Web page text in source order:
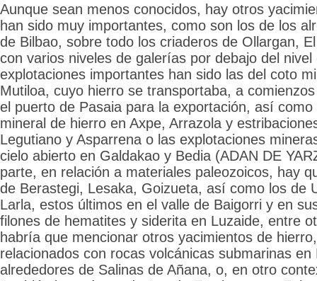
Aunque sean menos conocidos, hay otros
han sido muy importantes, como son los de los
de Bilbao, sobre todo los criaderos de Ollargan,
con varios niveles de galerías por debajo del
explotaciones importantes han sido las del coto
Mutiloa, cuyo hierro se transportaba, a
el puerto de Pasaia para la exportación, así
mineral de hierro en Axpe, Arrazola y
Legutiano y Asparrena o las explotaciones
cielo abierto en Galdakao y Bedia (ADAN DE
parte, en relación a materiales paleozoicos, hay
de Berastegi, Lesaka, Goizueta, así como los de
Larla, estos últimos en el valle de Baigorri y en
filones de hematites y siderita en Luzaide, entre
habría que mencionar otros yacimientos de
relacionados con rocas volcánicas submarinas en
alrededores de Salinas de Añana, o, en otro